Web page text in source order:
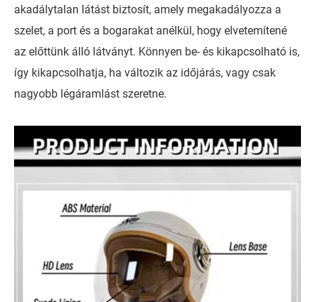
akadálytalan látást biztosít, amely megakadályozza a
szelet, a port és a bogarakat anélkül, hogy elvetemítené
az előttünk álló látványt. Könnyen be- és kikapcsolható is,
így kikapcsolhatja, ha változik az időjárás, vagy csak
nagyobb légáramlást szeretne.